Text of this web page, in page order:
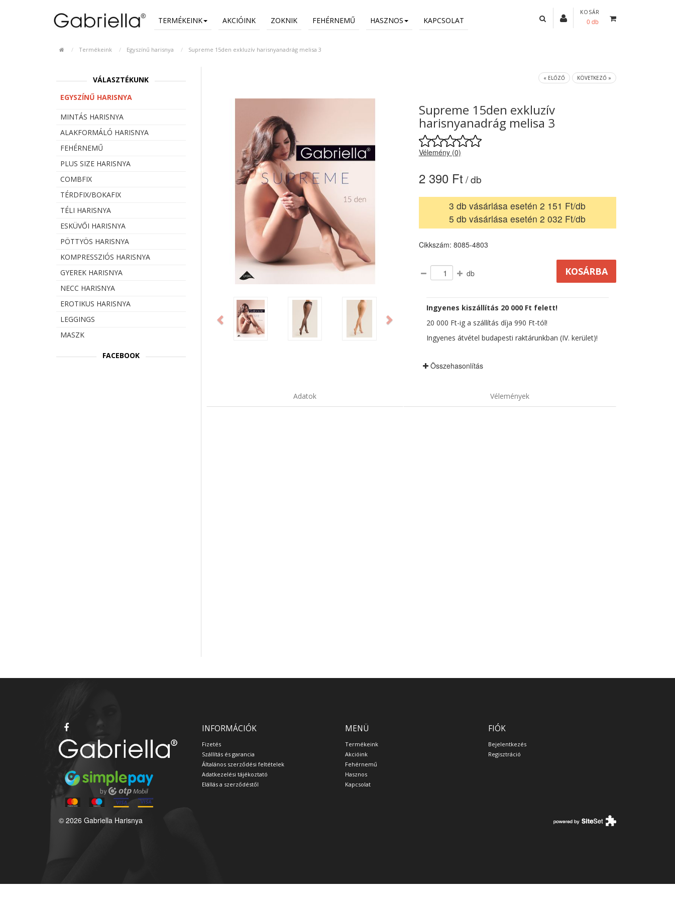
TERMÉKEINK AKCIÓINK ZOKNIK FEHÉRNEMŰ HASZNOS KAPCSOLAT
KOSÁR
0 db
Termékeink Egyszínű harisnya Supreme 15den exkluzív harisnyanadrág melisa 3
VÁLASZTÉKUNK
EGYSZÍNŰ HARISNYA
MINTÁS HARISNYA
ALAKFORMÁLÓ HARISNYA
FEHÉRNEMŰ
PLUS SIZE HARISNYA
COMBFIX
TÉRDFIX/BOKAFIX
TÉLI HARISNYA
ESKÜVŐI HARISNYA
PÖTTYÖS HARISNYA
KOMPRESSZIÓS HARISNYA
GYEREK HARISNYA
NECC HARISNYA
EROTIKUS HARISNYA
LEGGINGS
MASZK
FACEBOOK
« ELŐZŐ KÖVETKEZŐ »
Previous
Supreme 15den exkluzív
harisnyanadrág melisa 3
Vélemény (0)
2 390 Ft / db
3 db vásárlása esetén 2 151 Ft/db
5 db vásárlása esetén 2 032 Ft/db
Cikkszám: 8085-4803
db
Ingyenes kiszállítás 20 000 Ft felett!
20 000 Ft-ig a szállítás díja 990 Ft-tól!
Ingyenes átvétel budapesti raktárunkban (IV. kerület)!
Összehasonlítás
Adatok Vélemények
INFORMÁCIÓK
Fizetés
Szállítás és garancia
Általános szerződési feltételek
Adatkezelési tájékoztató
Elállás a szerződéstől
MENÜ
Termékeink
Akcióink
Fehérnemű
Hasznos
Kapcsolat
FIÓK
Bejelentkezés
Regisztráció
© 2026 Gabriella Harisnya